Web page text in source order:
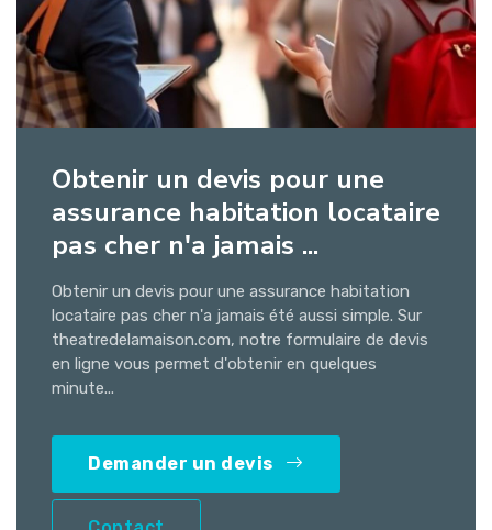
Obtenir un devis pour une
assurance habitation locataire
pas cher n'a jamais ...
Obtenir un devis pour une assurance habitation
locataire pas cher n'a jamais été aussi simple. Sur
theatredelamaison.com, notre formulaire de devis
en ligne vous permet d'obtenir en quelques
minute...
Demander un devis